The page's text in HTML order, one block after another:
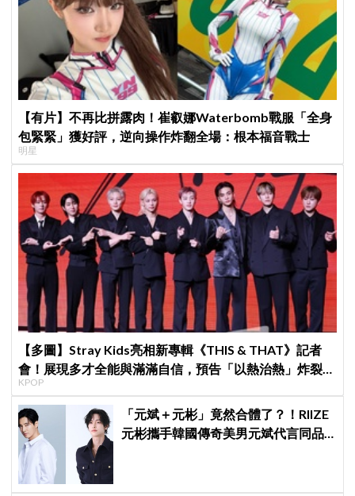
【有片】不再比拼露肉！崔叡娜Waterbomb戰服「全身
包緊緊」獲好評，逆向操作炸翻全場：根本福音戰士
明星
【多圖】Stray Kids亮相新專輯《THIS & THAT》記者
會！展現多才全能與滿滿自信，預告「以熱治熱」炸裂夏
日音樂圈
KPOP
「元斌＋元彬」竟然合體了？！RIIZE
元彬攜手韓國傳奇美男元斌代言同品